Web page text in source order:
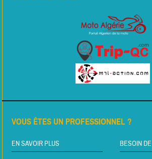
VOUS ÊTES UN PROFESSIONNEL ?
EN SAVOIR PLUS BESOIN